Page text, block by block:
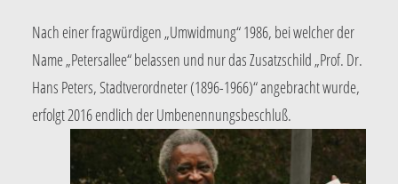
Nach einer fragwürdigen „Umwidmung“ 1986, bei welcher der
Name „Petersallee“ belassen und nur das Zusatzschild „Prof. Dr.
Hans Peters, Stadtverordneter (1896-1966)“ angebracht wurde,
erfolgt 2016 endlich der Umbenennungsbeschluß.